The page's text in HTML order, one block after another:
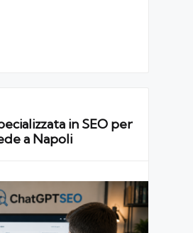
in SEO per
a Napoli